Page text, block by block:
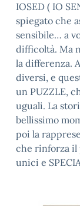
IOSED ( IO
spiegato che
sensibile… a
difficoltà. Ma
la differenza.
diversi, e
un PUZZLE,
uguali. La
bellissimo
poi la
che rinforza il
unici e